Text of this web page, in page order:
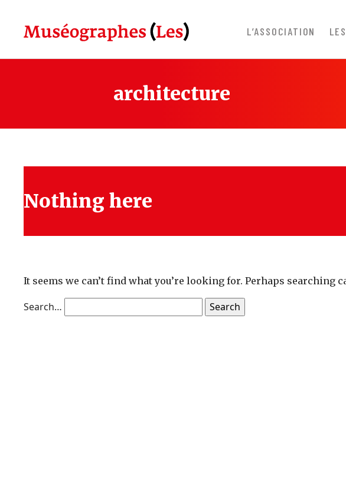
content
L’ASSOCIATION
architecture
Nothing here
It seems we can’t find what you’re looking for. Perhaps searching
Search…